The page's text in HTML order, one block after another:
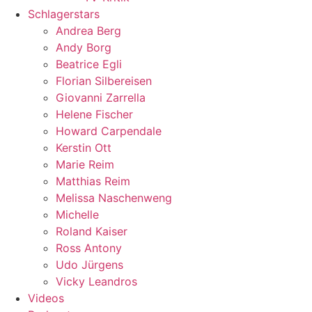
Schlagerstars
Andrea Berg
Andy Borg
Beatrice Egli
Florian Silbereisen
Giovanni Zarrella
Helene Fischer
Howard Carpendale
Kerstin Ott
Marie Reim
Matthias Reim
Melissa Naschenweng
Michelle
Roland Kaiser
Ross Antony
Udo Jürgens
Vicky Leandros
Videos